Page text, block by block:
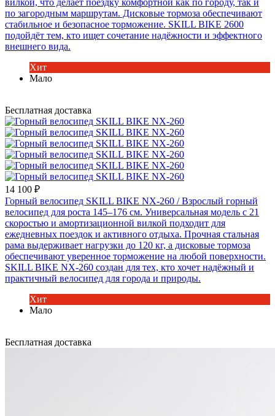
вилкой, что делает поездку комфортной как по городу, так и
по загородным маршрутам. Дисковые тормоза обеспечивают
стабильное и безопасное торможение. SKILL BIKE 2600
подойдёт тем, кто ищет сочетание надёжности и эффектного
внешнего вида.
Хит
Мало
Бесплатная доставка
14 100 ₽
Горный велосипед SKILL BIKE NX-260 / Взрослый горный
велосипед для роста 145–176 см. Универсальная модель с 21
скоростью и амортизационной вилкой подходит для
ежедневных поездок и активного отдыха. Прочная стальная
рама выдерживает нагрузки до 120 кг, а дисковые тормоза
обеспечивают уверенное торможение на любой поверхности.
SKILL BIKE NX-260 создан для тех, кто хочет надёжный и
практичный велосипед для города и природы.
Хит
Мало
Бесплатная доставка